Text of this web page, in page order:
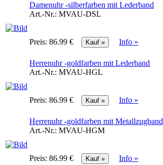
Damenuhr -silberfarben mit Lederband
Art.-Nr.: MVAU-DSL
Preis: 86.99 € Info »
Herrenuhr -goldfarben mit Lederband
Art.-Nr.: MVAU-HGL
Preis: 86.99 € Info »
Herrenuhr -goldfarben mit Metallzugband
Art.-Nr.: MVAU-HGM
Preis: 86.99 € Info »